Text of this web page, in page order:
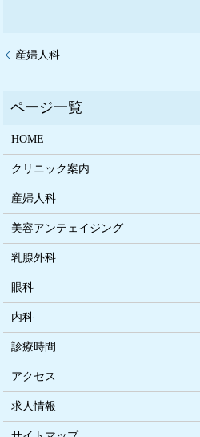
産婦人科
HOME
クリニック案内
産婦人科
美容アンテェイジング
乳腺外科
眼科
内科
診療時間
アクセス
求人情報